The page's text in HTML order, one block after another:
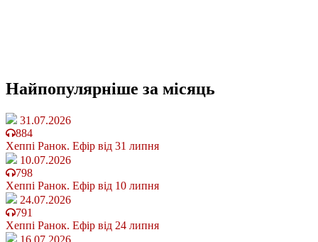
Найпопулярніше за місяць
31.07.2026
884
Хеппі Ранок. Ефір від 31 липня
10.07.2026
798
Хеппі Ранок. Ефір від 10 липня
24.07.2026
791
Хеппі Ранок. Ефір від 24 липня